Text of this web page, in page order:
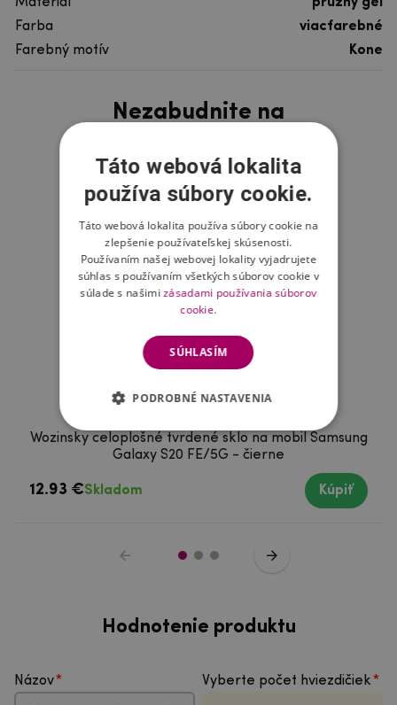
Farba
viacfarebné
Farebný motív
Kone
Nezabudnite na
Wozinsky celoplošné tvrdené sklo na mobil Samsung
Galaxy S20 FE/5G - čierne
12.93 €Skladom Kúpiť
Hodnotenie produktu
Názov Vyberte počet hviezdičiek
Táto webová lokalita
používa súbory cookie.
Táto webová lokalita používa súbory cookie na
zlepšenie používateľskej skúsenosti.
Používaním našej webovej lokality vyjadrujete
súhlas s používaním všetkých súborov cookie v
súlade s našimizásadami používania súborov
cookie.
SÚHLASÍM
PODROBNÉ NASTAVENIA